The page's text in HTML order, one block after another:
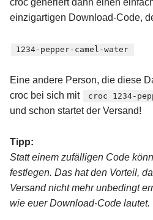
croc generiert dann einen
einzigartigen Download-Code,
1234-pepper-camel-water
Eine andere Person, die diese
croc bei sich mit
croc 1234-
und schon startet der Versand!
Tipp:
Statt einem zufälligen Code
festlegen. Das hat den Vorteil,
Versand nicht mehr unbedingt
wie euer Download-Code lautet.